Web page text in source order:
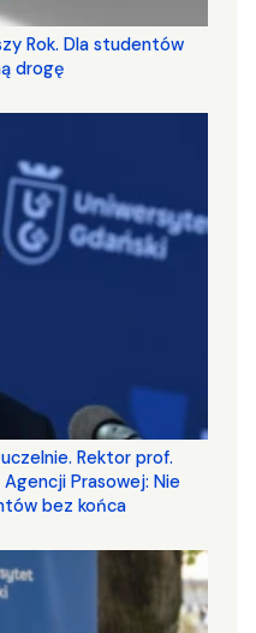
Rok. Dla studentów
drogę
Rektor prof.
Prasowej: Nie
bez końca